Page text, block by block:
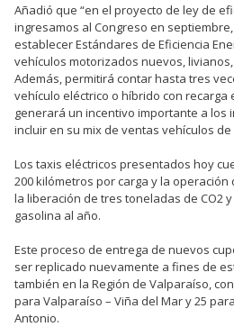
Añadió que “en el proyecto de ley de
ingresamos al Congreso en
establecer Estándares de Eficiencia
vehículos motorizados nuevos,
Además, permitirá contar hasta tres
vehículo eléctrico o híbrido con recarga
generará un incentivo importante a los
incluir en su mix de ventas vehículos
Los taxis eléctricos presentados hoy
200 kilómetros por carga y la
la liberación de tres toneladas de CO2
gasolina al año.
Este proceso de entrega de nuevos
ser replicado nuevamente a fines de
también en la Región de Valparaíso,
para Valparaíso – Viña del Mar y 25
Antonio.